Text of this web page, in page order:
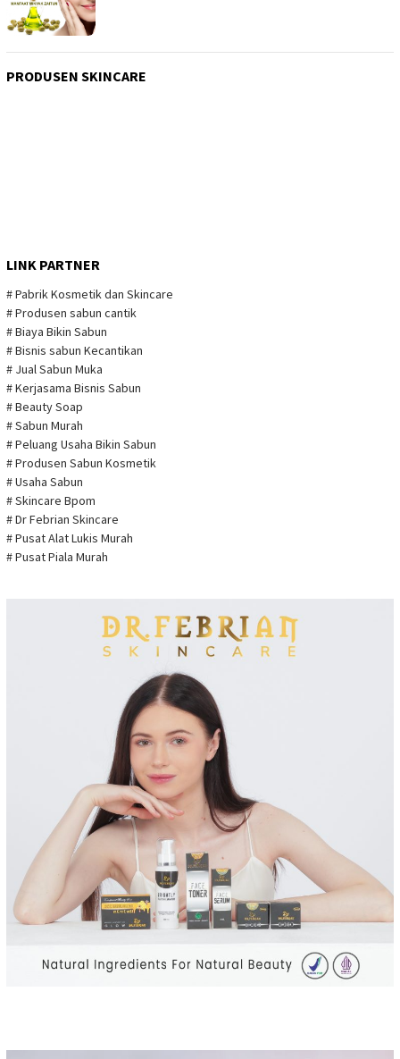
PRODUSEN SKINCARE
LINK PARTNER
# Pabrik Kosmetik dan Skincare
# Produsen sabun cantik
# Biaya Bikin Sabun
# Bisnis sabun Kecantikan
# Jual Sabun Muka
# Kerjasama Bisnis Sabun
# Beauty Soap
# Sabun Murah
# Peluang Usaha Bikin Sabun
# Produsen Sabun Kosmetik
# Usaha Sabun
# Skincare Bpom
# Dr Febrian Skincare
# Pusat Alat Lukis Murah
# Pusat Piala Murah